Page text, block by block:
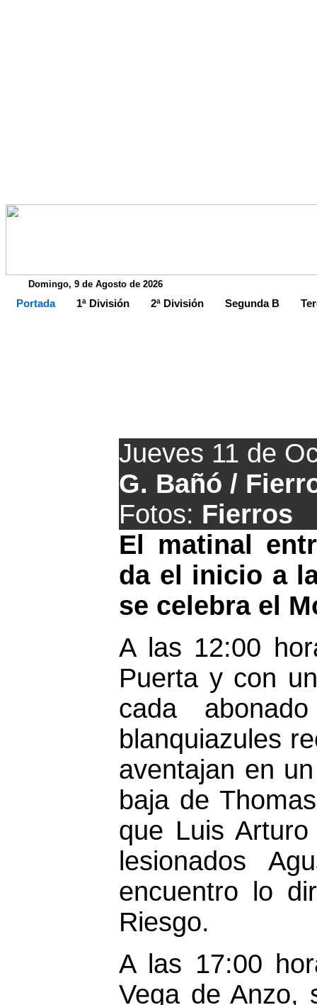
Domingo, 9 de Agosto de 2026
Portada 1ª División 2ª División Segunda B
Jueves 11 de
G. Bañó /
Fotos: Fierros
El matinal
da el inicio a
se celebra el
A las 12:00
Puerta y con
cada
blanquiazules
aventajan en
baja de
que Luis
lesionados
encuentro lo
Riesgo.
A las 17:00
Vega de Anzo,